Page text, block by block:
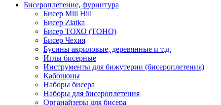
Бисероплетение, фурнитура
Бисер Mill Hill
Бисер Zlatka
Бисер ТОХО (TOHO)
Бисер Чехия
Бусины акриловые, деревянные и т.д.
Иглы бисерные
Инструменты для бижутерии (бисероплетения)
Кабошоны
Наборы бисера
Наборы для бисероплетения
Органайзеры для бисера